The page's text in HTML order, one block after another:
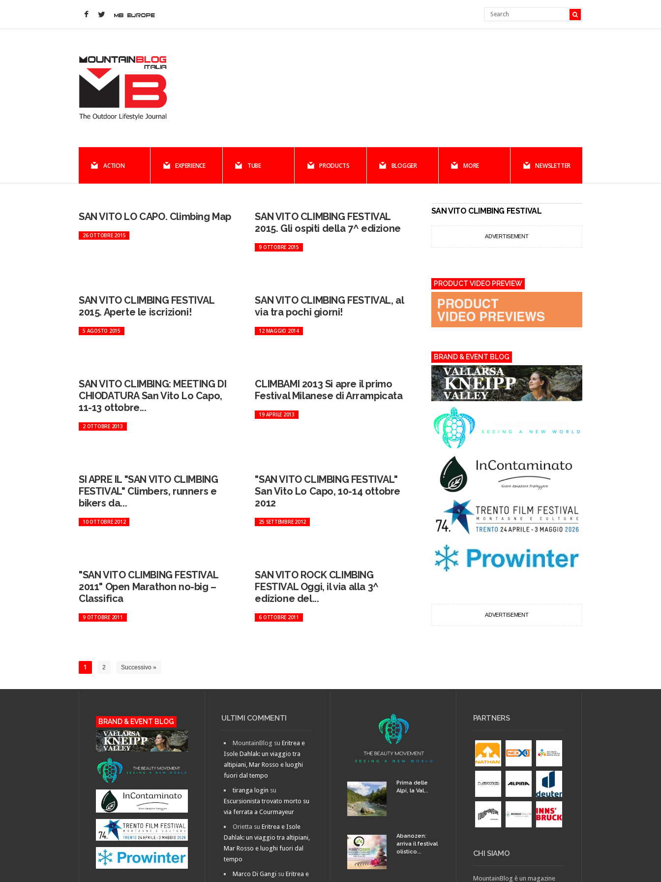
MB EUROPE
ACTION EXPERIENCE TUBE PRODUCTS BLOGGER MORE NEWSLETTER
SAN VITO LO CAPO. Climbing Map
26 OTTOBRE 2015
SAN VITO CLIMBING FESTIVAL
2015. Gli ospiti della 7^ edizione
9 OTTOBRE 2015
SAN VITO CLIMBING FESTIVAL
2015. Aperte le iscrizioni!
5 AGOSTO 2015
SAN VITO CLIMBING FESTIVAL, al
via tra pochi giorni!
12 MAGGIO 2014
SAN VITO CLIMBING: MEETING DI
CHIODATURA San Vito Lo Capo,
11-13 ottobre...
2 OTTOBRE 2013
CLIMBAMI 2013 Si apre il primo
Festival Milanese di Arrampicata
19 APRILE 2013
SI APRE IL "SAN VITO CLIMBING
FESTIVAL" Climbers, runners e
bikers da...
10 OTTOBRE 2012
"SAN VITO CLIMBING FESTIVAL"
San Vito Lo Capo, 10-14 ottobre
2012
25 SETTEMBRE 2012
"SAN VITO CLIMBING FESTIVAL
2011" Open Marathon no-big –
Classifica
9 OTTOBRE 2011
SAN VITO ROCK CLIMBING
FESTIVAL Oggi, il via alla 3^
edizione del...
6 OTTOBRE 2011
1 2 Successivo »
SAN VITO CLIMBING FESTIVAL
ADVERTISEMENT
PRODUCT VIDEO PREVIEW
BRAND & EVENT BLOG
ADVERTISEMENT
BRAND & EVENT BLOG ULTIMI COMMENTI
MountainBlog suEritrea e
Isole Dahlak: un viaggio tra
altipiani, Mar Rosso e luoghi
fuori dal tempo
tiranga login su
Escursionista trovato morto su
via ferrata a Courmayeur
Orietta suEritrea e Isole
Dahlak: un viaggio tra altipiani,
Mar Rosso e luoghi fuori dal
tempo
Marco Di Gangi suEritrea e
Prima delle
Alpi, la Val...
Abanozen:
arriva il festival
olistico...
PARTNERS
CHI SIAMO
MountainBlog è un magazine